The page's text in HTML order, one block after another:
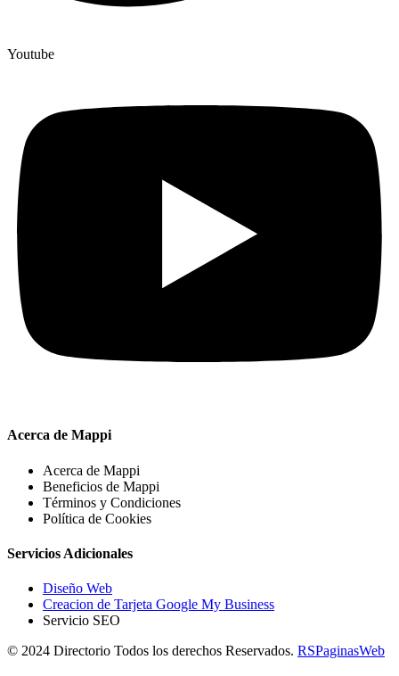
Youtube
Acerca de Mappi
Acerca de Mappi
Beneficios de Mappi
Términos y Condiciones
Política de Cookies
Servicios Adicionales
Diseño Web
Creacion de Tarjeta Google My Business
Servicio SEO
© 2024 Directorio Todos los derechos Reservados. RSPaginasWeb